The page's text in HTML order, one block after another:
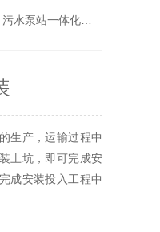
泵站一体化污水提升泵站为地埋式安装
生产，运输过程中
土坑，即可完成安
成安装投入工程中